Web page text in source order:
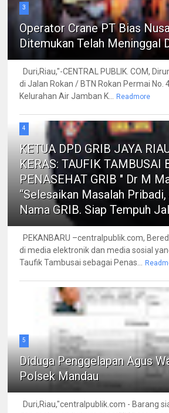
3
Operator Crane PT Bias
Ditemukan Telah Meninggal
Duri,Riau,"-CENTRAL PUBLIK. COM,
di Jalan Rokan / BTN Rokan Permai No.
Kelurahan Air Jamban K...
Readmore
4
KETUA DPD GRIB JAYA
KERAS: TAUFIK TAMBUSAI
PENASEHAT GRIB " Dr M
“Selesaikan Masalah
Nama GRIB. Siap Tempuh
PEKANBARU –centralpublik.com,
di media elektronik dan media sosial
Taufik Tambusai sebagai Penas...
5
Diduga Penggelapan Agus
Polsek Mandau
Duri,Riau,"centralpublik.com - Barang